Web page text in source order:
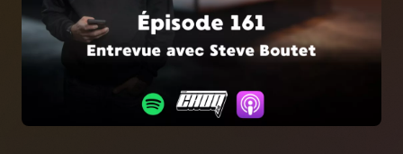
S'impliquer
Location studio